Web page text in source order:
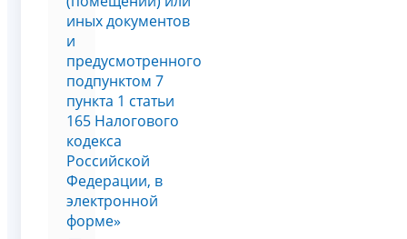
иных документов
и
предусмотренного
подпунктом 7
пункта 1 статьи
165 Налогового
кодекса
Российской
Федерации, в
электронной
форме»